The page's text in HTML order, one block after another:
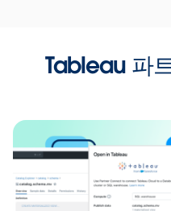
Tableau 파